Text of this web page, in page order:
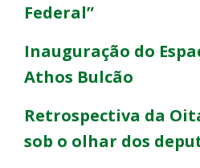
Federal”
Inauguração do
Athos Bulcão
Retrospectiva da
sob o olhar dos